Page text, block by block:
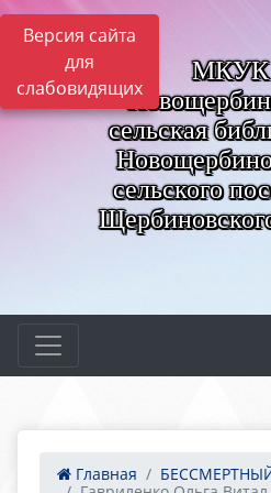
Версия сайта
для
слабовидящих
МКУК
сельская
сельского
Главная